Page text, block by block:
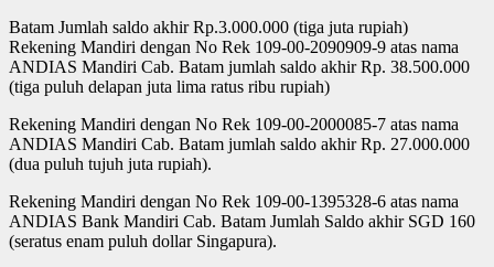
Batam Jumlah saldo akhir Rp.3.000.000 (tiga juta rupiah)
Rekening Mandiri dengan No Rek 109-00-2090909-9 atas nama
ANDIAS Mandiri Cab. Batam jumlah saldo akhir Rp. 38.500.000
(tiga puluh delapan juta lima ratus ribu rupiah)
Rekening Mandiri dengan No Rek 109-00-2000085-7 atas nama
ANDIAS Mandiri Cab. Batam jumlah saldo akhir Rp. 27.000.000
(dua puluh tujuh juta rupiah).
Rekening Mandiri dengan No Rek 109-00-1395328-6 atas nama
ANDIAS Bank Mandiri Cab. Batam Jumlah Saldo akhir SGD 160
(seratus enam puluh dollar Singapura).